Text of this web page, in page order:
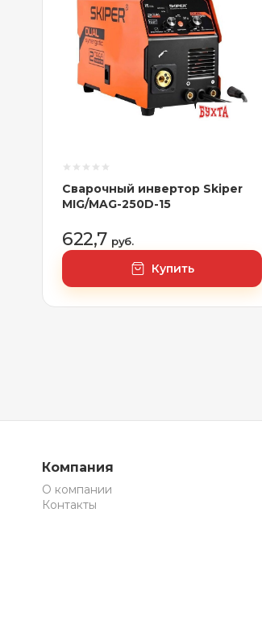
Сварочный инвертор Skiper
MIG/MAG-250D-15
622,7 руб.
Купить
Компания
О компании
Контакты